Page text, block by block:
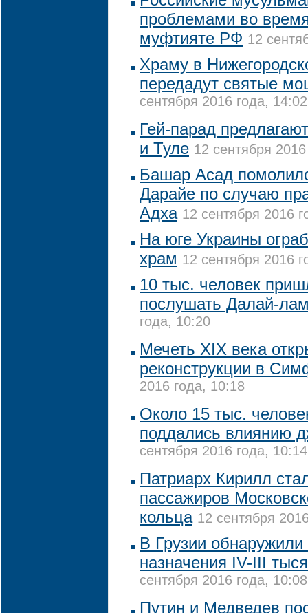
проблемами во
муфтияте РФ 12
Храму в
передадут святые
сентября 2016 года, 14:02
Гей-парад
и Туле 12 сентября
Башар Асад
Дарайе по случаю
Адха 12 сентября 2016
На юге Украины
храм 12 сентября 2016
10 тыс. человек
послушать Далай-
года, 10:20
Мечеть XIX века
реконструкции в
2016 года, 10:18
Около 15 тыс.
поддались влиянию
сентября 2016 года, 10:14
Патриарх Кирилл
пассажиров
кольца 12 сентября
В Грузии обнаружили
назначения IV-III
сентября 2016 года, 10:08
Путин и Медведев